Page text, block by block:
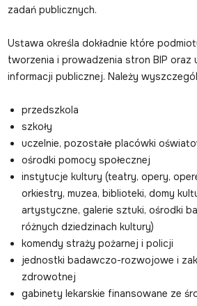
zadań publicznych.
Ustawa określa dokładnie które
tworzenia i prowadzenia stron BIP oraz
informacji publicznej. Należy
przedszkola
szkoły
uczelnie, pozostałe placówki
ośrodki pomocy społecznej
instytucje kultury (teatry, opery,
orkiestry, muzea, biblioteki, domy
artystyczne, galerie sztuki, ośrodki
różnych dziedzinach kultury)
komendy straży pożarnej i policji
jednostki badawczo-rozwojowe i
zdrowotnej
gabinety lekarskie finansowane ze